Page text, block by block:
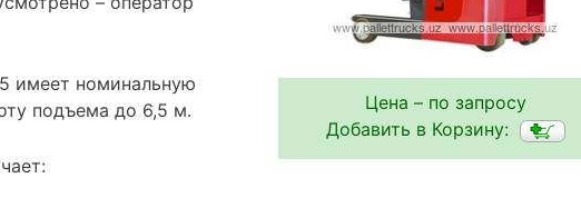
Цена – по запросу
Добавить в Корзину:
имеет номинальную
подъема до 6,5 м.